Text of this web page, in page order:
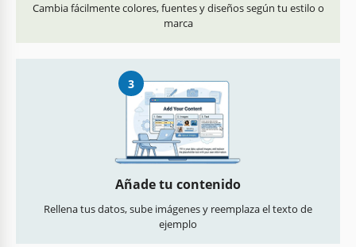
Cambia fácilmente colores, fuentes y diseños según tu estilo o
marca
3
Añade tu contenido
Rellena tus datos, sube imágenes y reemplaza el texto de
ejemplo